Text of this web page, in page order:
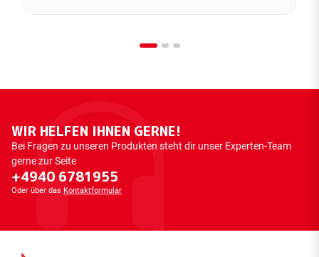
WIR HELFEN IHNEN GERNE!
Bei Fragen zu unseren Produkten steht dir unser Experten-Team
gerne zur Seite
+4940 6781955
Oder über das Kontaktformular